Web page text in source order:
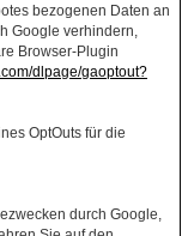
bezogenen Daten an
Google verhindern,
Browser-Plugin
dlpage/gaoptout?
OptOuts für die
durch Google,